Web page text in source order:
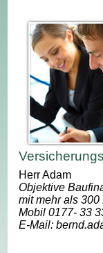
Herr Adam
Objektive
mit mehr als
Mobil 0177- 33
E-Mail: